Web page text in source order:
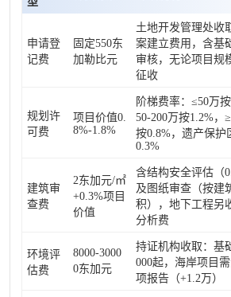
申请登
记费
固定550东
加勒比元
土地开发管理处收
案建立费用，含基
审核，无论项目规
征收
规划许
可费
项目价值0.
8%-1.8%
阶梯费率：≤50万按
50-200万按1.2%，
按0.8%，遗产保护
0.3%
建筑审
查费
2东加元/㎡
+0.3%项目
价值
含结构安全评估（
及图纸审查（按建
积），地下工程另
分析费
环境评
估费
8000-3000
0东加元
持证机构收取：基
000起，海岸项目
项报告（+1.2万）